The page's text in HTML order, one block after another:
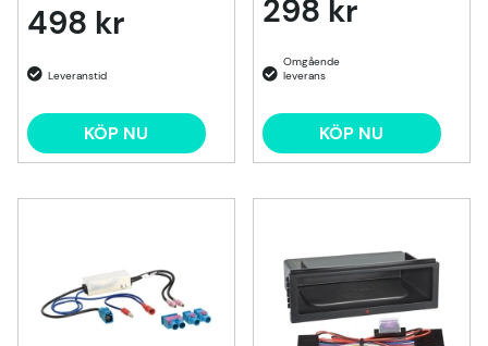
498 kr
KÖP NU
298 kr
KÖP NU